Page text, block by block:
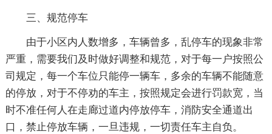
三、规范停车
由于小区内人数增多，车辆曾多，乱停车的现象非常
严重，需要我们及时做好调整和规范，对于每一户按照公
司规定，每一个车位只能停一辆车，多余的车辆不能随意
的停放，对于不停劝的车主，按照规定会进行罚款宽，当
时不准任何人在走廊过道内停放停车，消防安全通道出
口，禁止停放车辆，一旦违规，一切责任车主自负。